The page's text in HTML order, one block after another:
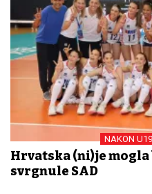
NAKON
Hrvatska (ni)je
svrgnule SAD